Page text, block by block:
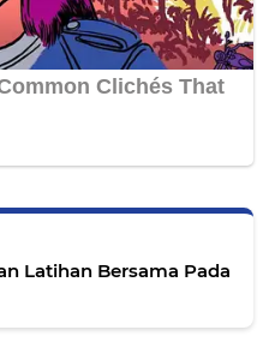
Latihan Bersama Pada